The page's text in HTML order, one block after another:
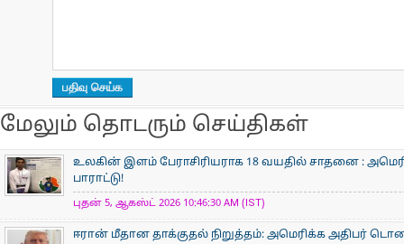
மேலும் தொடரும் செய்திகள்
உலகின் இளம் பேராசிரிய​ராக 18 வயதில் சாதனை :
பாராட்டு!
புதன் 5, ஆகஸ்ட் 2026 10:46:30 AM (IST)
ஈரான் மீதான தாக்குதல் நிறுத்தம்: அமெரிக்க அதிபர்